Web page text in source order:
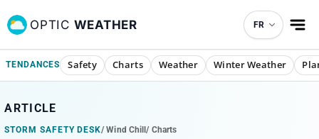
OPTIC WEATHER FR
TENDANCES Safety Charts Weather Winter Weather
ARTICLE
STORM SAFETY DESK/Wind Chill/ Charts